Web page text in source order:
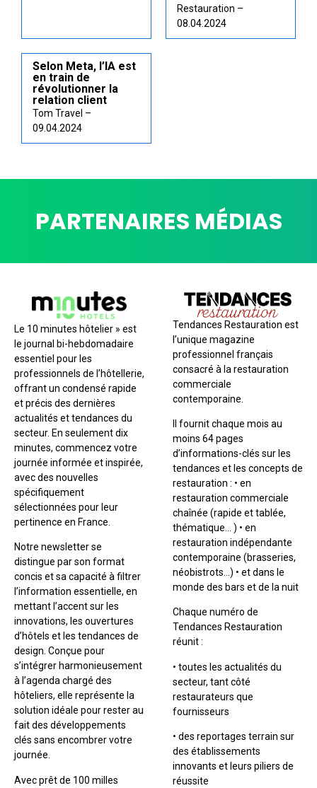
Restauration –
08.04.2024
Selon Meta, l’IA est
en train de
révolutionner la
relation client
Tom Travel –
09.04.2024
PARTENAIRES MÉDIAS
Le 10 minutes hôtelier » est
le journal bi-hebdomadaire
essentiel pour les
professionnels de l’hôtellerie,
offrant un condensé rapide
et précis des dernières
actualités et tendances du
secteur. En seulement dix
minutes, commencez votre
journée informée et inspirée,
avec des nouvelles
spécifiquement
sélectionnées pour leur
pertinence en France.
Notre newsletter se
distingue par son format
concis et sa capacité à filtrer
l’information essentielle, en
mettant l’accent sur les
innovations, les ouvertures
d’hôtels et les tendances de
design. Conçue pour
s’intégrer harmonieusement
à l’agenda chargé des
hôteliers, elle représente la
solution idéale pour rester au
fait des développements
clés sans encombrer votre
journée.
Avec prêt de 100 milles
Tendances Restauration est
l’unique magazine
professionnel français
consacré à la restauration
commerciale
contemporaine.
Il fournit chaque mois au
moins 64 pages
d’informations-clés sur les
tendances et les concepts de
restauration : • en
restauration commerciale
chaînée (rapide et tablée,
thématique… ) • en
restauration indépendante
contemporaine (brasseries,
néobistrots…) • et dans le
monde des bars et de la nuit
Chaque numéro de
Tendances Restauration
réunit :
• toutes les actualités du
secteur, tant côté
restaurateurs que
fournisseurs
• des reportages terrain sur
des établissements
innovants et leurs piliers de
réussite